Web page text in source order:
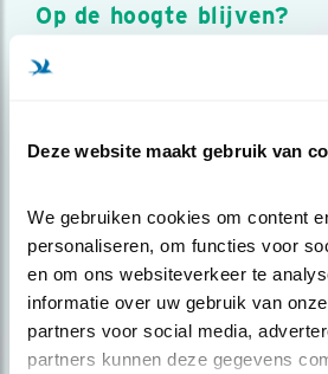
Deze website maakt gebruik van
We gebruiken cookies om content
personaliseren, om functies voor
en om ons websiteverkeer te
informatie over uw gebruik van
partners voor social media,
partners kunnen deze gegevens
Op de hoogte blijven?
Meld je aan en ontvang nieuws,
over vogels en activiteiten van